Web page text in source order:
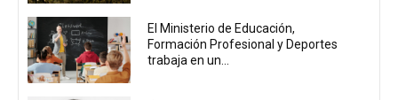
El Ministerio de Educación,
Formación Profesional y Deportes
trabaja en un...